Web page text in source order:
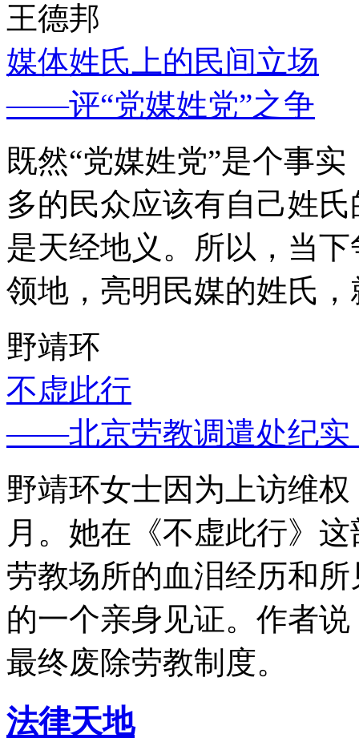
王德邦
媒体姓氏上的民间立场
——评“党媒姓党”之争
既然“党媒姓党”是个事
多的民众应该有自己姓
是天经地义。所以，当
领地，亮明民媒的姓氏
野靖环
不虚此行
——北京劳教调遣处纪实
野靖环女士因为上访维
月。她在《不虚此行》
劳教场所的血泪经历和
的一个亲身见证。作者
最终废除劳教制度。
法律天地